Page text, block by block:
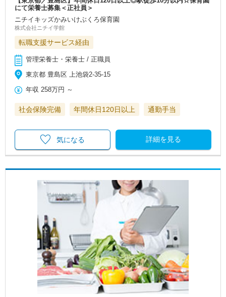
にて栄養士募集＜正社員＞
ニチイキッズかみいけぶくろ保育園
株式会社ニチイ学館
転職支援サービス経由
管理栄養士・栄養士 / 正職員
東京都 豊島区 上池袋2-35-15
年収 258万円 ～
社会保険完備 年間休日120日以上 通勤手当
詳細を見る
気になる